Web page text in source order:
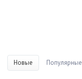
Новые Популярные